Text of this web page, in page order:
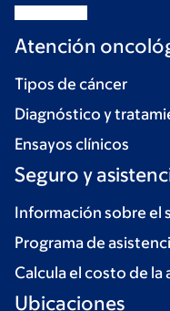
Atención
Tipos de cáncer
Diagnóstico y
Ensayos clínicos
Seguro y
Información sobre el
Programa de
Calcula el costo de la
Ubicaciones